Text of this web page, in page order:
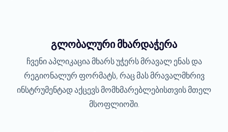
გლობალური მხარდაჭერა
ჩვენი აპლიკაცია მხარს უჭერს მრავალ ენას და
რეგიონალურ ფორმატს, რაც მას მრავალმხრივ
ინსტრუმენტად აქცევს მომხმარებლებისთვის მთელ
მსოფლიოში.